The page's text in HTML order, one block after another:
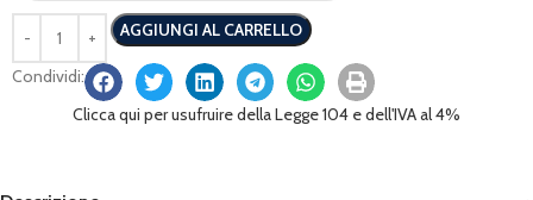
AGGIUNGI AL CARRELLO
Condividi:
Clicca qui per usufruire della Legge 104 e dell'IVA al 4%